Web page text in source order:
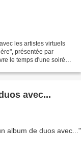
les artistes virtuels
présentée par
le temps d'une soirée
avec...